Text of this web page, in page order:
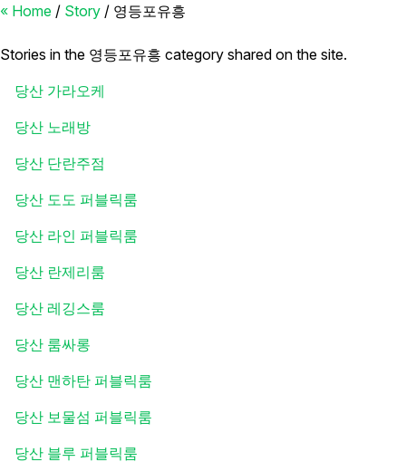
« Home / Story / 영등포유흥
Stories in the 영등포유흥 category shared on the site.
당산 가라오케
당산 노래방
당산 단란주점
당산 도도 퍼블릭룸
당산 라인 퍼블릭룸
당산 란제리룸
당산 레깅스룸
당산 룸싸롱
당산 맨하탄 퍼블릭룸
당산 보물섬 퍼블릭룸
당산 블루 퍼블릭룸